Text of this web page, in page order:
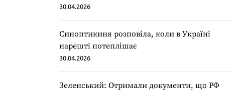
30.04.2026
Синоптикиня розповіла, коли в Україні
нарешті потеплішає
30.04.2026
Зеленський: Отримали документи, що РФ